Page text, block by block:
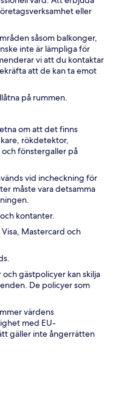
eller
såsom balkonger,
inte är lämpliga för
vi att du kontaktar
att de kan ta emot
på rummen.
om att det finns
rökdetektor,
fönstergaller på
vid incheckning för
måste vara detsamma
kontanter.
Mastercard och
gästpolicyer kan skilja
De policyer som
värdens
med EU-
gäller inte ångerrätten